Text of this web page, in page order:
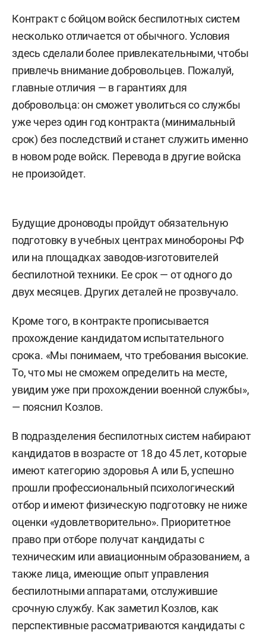
Контракт с бойцом войск беспилотных систем
несколько отличается от обычного. Условия
здесь сделали более привлекательными, чтобы
привлечь внимание добровольцев. Пожалуй,
главные отличия — в гарантиях для
добровольца: он сможет уволиться со службы
уже через один год контракта (минимальный
срок) без последствий и станет служить именно
в новом роде войск. Перевода в другие войска
не произойдет.
Будущие дроноводы пройдут обязательную
подготовку в учебных центрах минобороны РФ
или на площадках заводов-изготовителей
беспилотной техники. Ее срок — от одного до
двух месяцев. Других деталей не прозвучало.
Кроме того, в контракте прописывается
прохождение кандидатом испытательного
срока. «Мы понимаем, что требования высокие.
То, что мы не сможем определить на месте,
увидим уже при прохождении военной службы»,
— пояснил Козлов.
В подразделения беспилотных систем набирают
кандидатов в возрасте от 18 до 45 лет, которые
имеют категорию здоровья А или Б, успешно
прошли профессиональный психологический
отбор и имеют физическую подготовку не ниже
оценки «удовлетворительно». Приоритетное
право при отборе получат кандидаты с
техническим или авиационным образованием, а
также лица, имеющие опыт управления
беспилотными аппаратами, отслужившие
срочную службу. Как заметил Козлов, как
перспективные рассматриваются кандидаты с